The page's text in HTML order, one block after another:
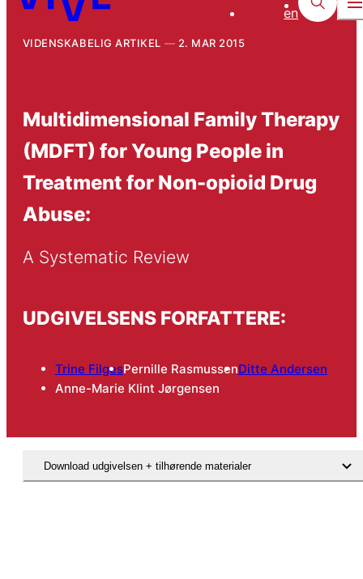
en
VIDENSKABELIG ARTIKEL 2. MAR 2015
Multidimensional Family Therapy
(MDFT) for Young People in
Treatment for Non-opioid Drug
Abuse:
A Systematic Review
UDGIVELSENS FORFATTERE:
Trine FilgesPernille RasmussenDitte Andersen
Anne-Marie Klint Jørgensen
Download udgivelsen + tilhørende materialer